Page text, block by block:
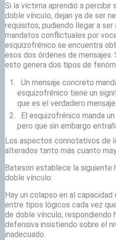
Si la víctima aprendió a percibir
doble vínculo, dejan ya de ser
requisitos, pudiendo llegar a
mandatos conflictuales por
esquizofrénico se encuentra
esos dos órdenes de mensajes.
esto genera dos tipos de
Un mensaje concreto
esquizofrénico tiene un
que es el verdadero mensaje.
El esquizofrénico manda
pero que sin embargo
Los aspectos connotativos de
alterados tanto más cuanto
Bateson establece la
doble vínculo:
Hay un colapso en al capacidad
entre tipos lógicos cada vez
de doble vínculo, respondiendo
defensiva insistiendo sobre el
inadecuado.